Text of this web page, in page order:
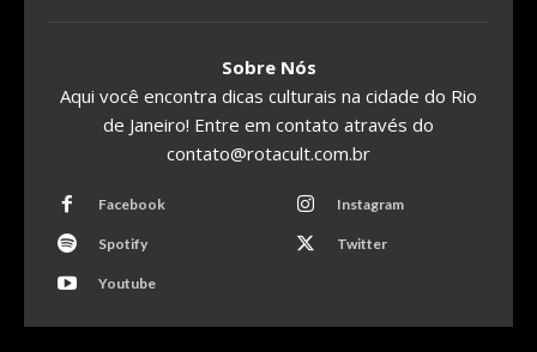
Sobre Nós
Aqui você encontra dicas culturais na cidade do Rio
de Janeiro! Entre em contato através do
contato@rotacult.com.br
Facebook Instagram
Spotify Twitter
Youtube